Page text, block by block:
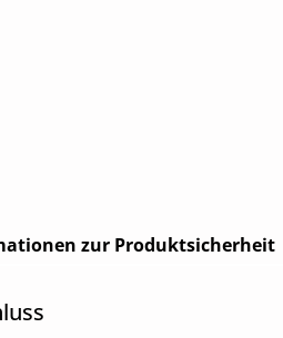
zur Produktsicherheit